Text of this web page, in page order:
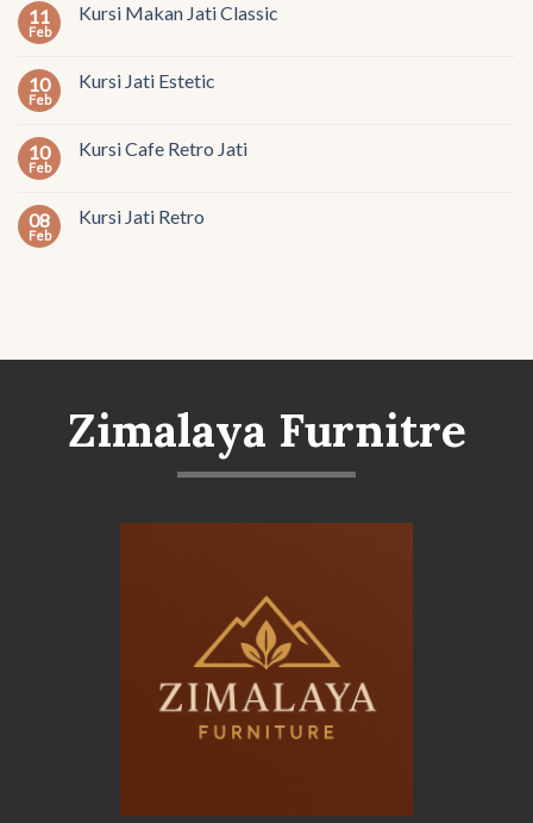
11
Feb
Kursi Makan Jati Classic
10
Feb
Kursi Jati Estetic
10
Feb
Kursi Cafe Retro Jati
08
Feb
Kursi Jati Retro
Zimalaya Furnitre